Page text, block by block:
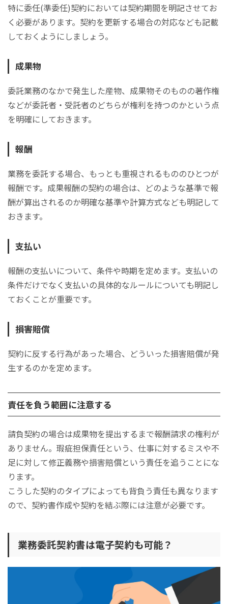
特に委任(準委任)契約においては契約期間を明記させてお
く必要があります。契約を更新する場合の対応なども記載
しておくようにしましょう。
成果物
委託業務のなかで発生した産物、成果物そのものの著作権
などが委託者・受託者のどちらが権利を持つのかという点
を明確にしておきます。
報酬
業務を委託する場合、もっとも重視されるもののひとつが
報酬です。成果報酬の契約の場合は、どのような基準で報
酬が算出されるのか明確な基準や計算方式なども明記して
おきます。
支払い
報酬の支払いについて、条件や時期を定めます。支払いの
条件だけでなく支払いの具体的なルールについても明記し
ておくことが重要です。
損害賠償
契約に反する行為があった場合、どういった損害賠償が発
生するのかを定めます。
責任を負う範囲に注意する
請負契約の場合は成果物を提出するまで報酬請求の権利が
ありません。瑕疵担保責任という、仕事に対するミスや不
足に対して修正義務や損害賠償という責任を追うことにな
ります。
こうした契約のタイプによっても背負う責任も異なります
ので、契約書作成や契約を結ぶ際には注意が必要です。
業務委託契約書は電子契約も可能？